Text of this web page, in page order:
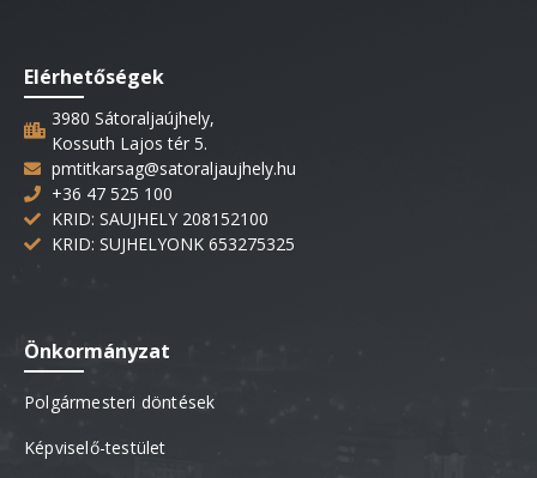
Elérhetőségek
3980 Sátoraljaújhely,
Kossuth Lajos tér 5.
pmtitkarsag@satoraljaujhely.hu
+36 47 525 100
KRID: SAUJHELY 208152100
KRID: SUJHELYONK 653275325
Önkormányzat
Polgármesteri döntések
Képviselő-testület